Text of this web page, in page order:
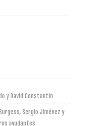
y David Constantin
Sergio Jiménez y
ayudantes